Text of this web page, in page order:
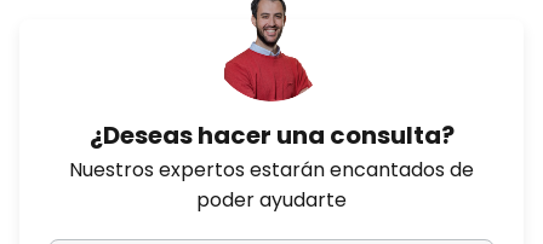
¿Deseas hacer una consulta?
Nuestros expertos estarán encantados de
poder ayudarte